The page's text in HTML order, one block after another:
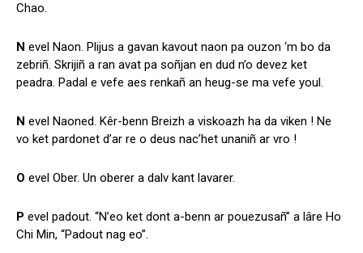
Chao.
N evel Naon. Plijus a gavan kavout naon pa ouzon ‘m bo da
zebriñ. Skrijiñ a ran avat pa soñjan en dud n’o devez ket
peadra. Padal e vefe aes renkañ an heug-se ma vefe youl.
N evel Naoned. Kêr-benn Breizh a viskoazh ha da viken ! Ne
vo ket pardonet d’ar re o deus nac’het unaniñ ar vro !
O evel Ober. Un oberer a dalv kant lavarer.
P evel padout. “N’eo ket dont a-benn ar pouezusañ” a lâre Ho
Chi Min, “Padout nag eo”.